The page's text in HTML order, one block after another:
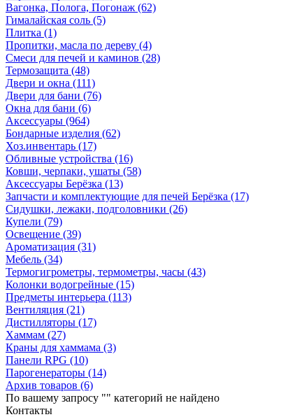
Вагонка, Полога, Погонаж (62)
Гималайская соль (5)
Плитка (1)
Пропитки, масла по дереву (4)
Смеси для печей и каминов (28)
Термозащита (48)
Двери и окна (111)
Двери для бани (76)
Окна для бани (6)
Аксессуары (964)
Бондарные изделия (62)
Хоз.инвентарь (17)
Обливные устройства (16)
Ковши, черпаки, ушаты (58)
Аксессуары Берёзка (13)
Запчасти и комплектующие для печей Берёзка (17)
Сидушки, лежаки, подголовники (26)
Купели (79)
Освещение (39)
Ароматизация (31)
Мебель (34)
Термогигрометры, термометры, часы (43)
Колонки водогрейные (15)
Предметы интерьера (113)
Вентиляция (21)
Дистилляторы (17)
Хаммам (27)
Краны для хаммама (3)
Панели RPG (10)
Парогенераторы (14)
Архив товаров (6)
По вашему запросу "" категорий не найдено
Контакты